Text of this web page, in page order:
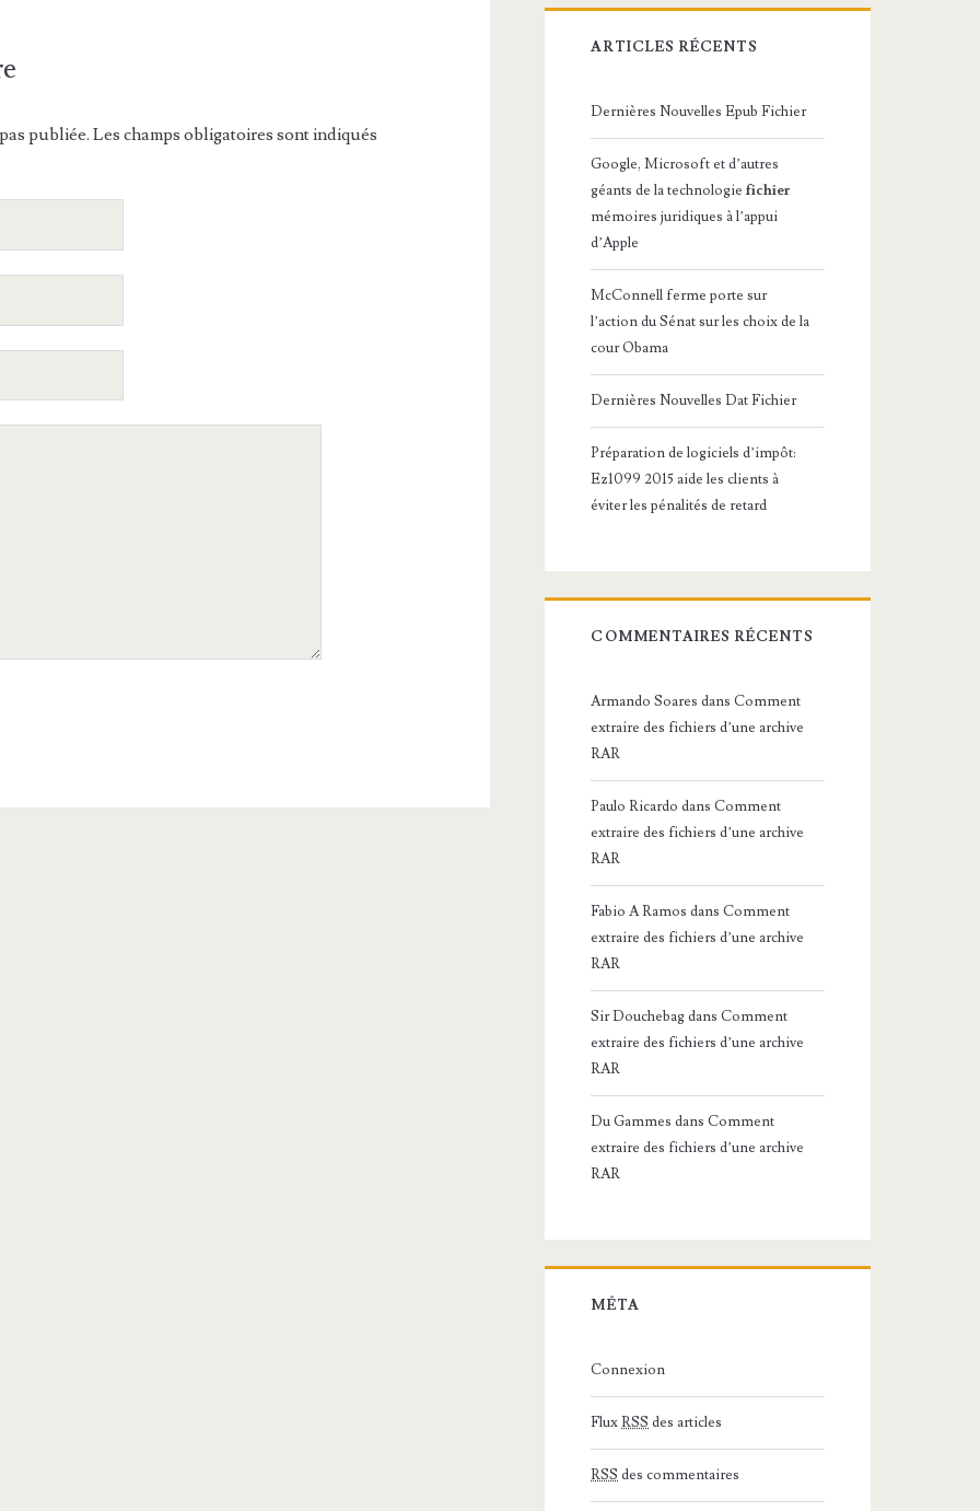
publiée. Les champs obligatoires sont indiqués
ARTICLES RÉCENTS
Dernières Nouvelles Epub Fichier
Google, Microsoft et d’autres
géants de la technologiefichier
mémoires juridiques à l’appui
d’Apple
McConnell ferme porte sur
l’action du Sénat sur les choix de la
cour Obama
Dernières Nouvelles Dat Fichier
Préparation de logiciels d’impôt:
Ez1099 2015 aide les clients à
éviter les pénalités de retard
COMMENTAIRES RÉCENTS
Armando Soares dansComment
extraire des fichiers d’une archive
RAR
Paulo Ricardo dansComment
extraire des fichiers d’une archive
RAR
Fabio A Ramos dansComment
extraire des fichiers d’une archive
RAR
Sir DouchebagdansComment
extraire des fichiers d’une archive
RAR
Du Gammes dansComment
extraire des fichiers d’une archive
RAR
MÉTA
Connexion
FluxRSS des articles
RSS des commentaires